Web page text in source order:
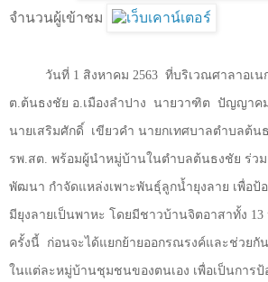
จำนวนผู้เข้าชม
วันที่ 1 สิงหาคม 2563 ที่บริเวณศาลาอเน
ต.ต้นธงชัย อ.เมืองลำปาง นายวาฑิต ปัญญาคม
นายเสริมศักดิ์ เขียวคำ นายกเทศบาลตำบลต้น
รพ.สต. พร้อมผู้นำหมู่บ้านในตำบลต้นธงชัย ร่วม
พัฒนา กำจัดแหล่งเพาะพันธุ์ลูกน้ำยุงลาย เพื่อป้
มียุงลายเป็นพาหะ โดยมีชาวบ้านจิตอาสาทั้ง
ครั้งนี้ ก่อนจะได้แยกย้ายออกรณรงค์และช่วยกั
ในแต่ละหมู่บ้านชุมชนของตนเอง เพื่อเป็นการ